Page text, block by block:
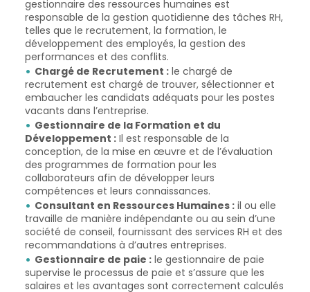
gestionnaire des ressources humaines est
responsable de la gestion quotidienne des tâches RH,
telles que le recrutement, la formation, le
développement des employés, la gestion des
performances et des conflits.
Chargé de Recrutement : le chargé de
recrutement est chargé de trouver, sélectionner et
embaucher les candidats adéquats pour les postes
vacants dans l’entreprise.
Gestionnaire de la Formation et du
Développement : Il est responsable de la
conception, de la mise en œuvre et de l’évaluation
des programmes de formation pour les
collaborateurs afin de développer leurs
compétences et leurs connaissances.
Consultant en Ressources Humaines : il ou elle
travaille de manière indépendante ou au sein d’une
société de conseil, fournissant des services RH et des
recommandations à d’autres entreprises.
Gestionnaire de paie : le gestionnaire de paie
supervise le processus de paie et s’assure que les
salaires et les avantages sont correctement calculés